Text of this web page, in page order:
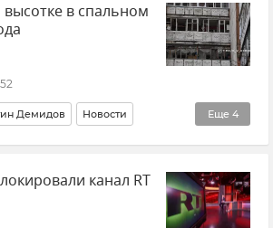
война Украина Европа
в спальном
Еще 4
Демидов Новости
(БПЛА, дрон)
Украины) канал RT